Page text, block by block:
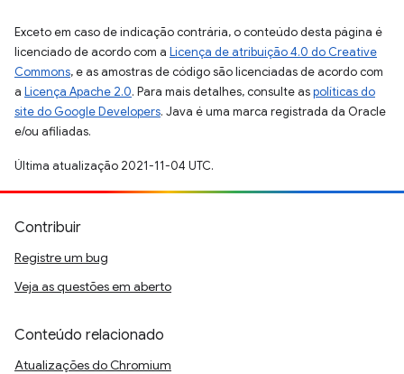
Exceto em caso de indicação contrária, o conteúdo desta página é
licenciado de acordo com a Licença de atribuição 4.0 do Creative
Commons, e as amostras de código são licenciadas de acordo com
a Licença Apache 2.0. Para mais detalhes, consulte aspolíticas do
site do Google Developers. Java é uma marca registrada da Oracle
e/ou afiliadas.
Última atualização 2021-11-04 UTC.
Contribuir
Registre um bug
Veja as questões em aberto
Conteúdo relacionado
Atualizações do Chromium